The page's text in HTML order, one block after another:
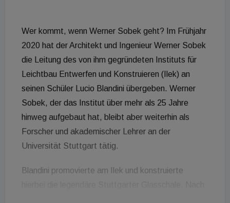
Wer kommt, wenn Werner Sobek geht? Im Frühjahr
2020 hat der Architekt und Ingenieur Werner Sobek
die Leitung des von ihm gegründeten Instituts für
Leichtbau Entwerfen und Konstruieren (Ilek) an
seinen Schüler Lucio Blandini übergeben. Werner
Sobek, der das Institut über mehr als 25 Jahre
hinweg aufgebaut hat, bleibt aber weiterhin als
Forscher und akademischer Lehrer an der
Universität Stuttgart tätig.
Blandini promovierte am Ilek und konstruierte